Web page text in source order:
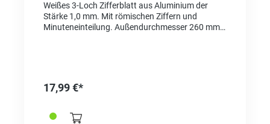
Weißes 3-Loch Zifferblatt aus Aluminium der
Stärke 1,0 mm. Mit römischen Ziffern und
Minuteneinteilung. Außendurchmesser 260 mm,
17,99 €*